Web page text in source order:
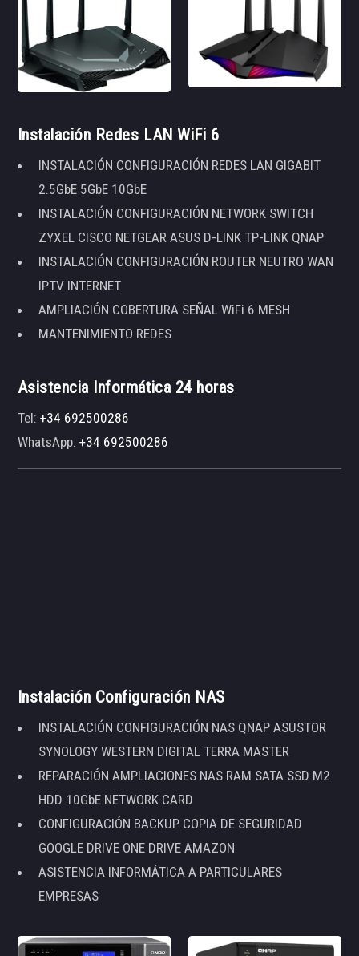
Instalación Redes LAN WiFi 6
INSTALACIÓN CONFIGURACIÓN REDES LAN GIGABIT
2.5GbE 5GbE 10GbE
INSTALACIÓN CONFIGURACIÓN NETWORK SWITCH
ZYXEL CISCO NETGEAR ASUS D-LINK TP-LINK QNAP
INSTALACIÓN CONFIGURACIÓN ROUTER NEUTRO WAN
IPTV INTERNET
AMPLIACIÓN COBERTURA SEÑAL WiFi 6 MESH
MANTENIMIENTO REDES
Asistencia Informática 24 horas
Tel:+34 692500286
WhatsApp:+34 692500286
Instalación Configuración NAS
INSTALACIÓN CONFIGURACIÓN NAS QNAP ASUSTOR
SYNOLOGY WESTERN DIGITAL TERRA MASTER
REPARACIÓN AMPLIACIONES NAS RAM SATA SSD M2
HDD 10GbE NETWORK CARD
CONFIGURACIÓN BACKUP COPIA DE SEGURIDAD
GOOGLE DRIVE ONE DRIVE AMAZON
ASISTENCIA INFORMÁTICA A PARTICULARES
EMPRESAS